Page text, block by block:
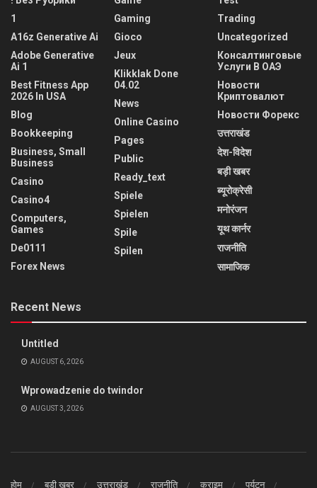
1
A16z Generative Ai
Adobe Generative
Ai 1
Best Fitness App
2026 In USA
Blog
Bookkeeping
Business, Small
Business
Casino
Casino4
Computers,
Games
De0111
Forex News
Gaming
Gioco
Jeux
Klikklak Done
04.02
News
Online Casino
Pages
Public
Ready_text
Spiele
Spielen
Spile
Spilen
Trading
Uncategorized
Консалтинговые
Услуги В ОАЭ
Новости
Криптовалют
Новости Форекс
उत्तराखंड
देश-विदेश
बड़ी खबर
ब्यूरोक्रेसी
मनोरंजन
यूथ कार्नर
राजनीति
सामाजिक
Recent News
Untitled
AUGUST 6, 2026
Wprowadzenie do twindor
AUGUST 3, 2026
होम बड़ी खबर उत्तराखंड राजनीति क्राइम पर्यटन